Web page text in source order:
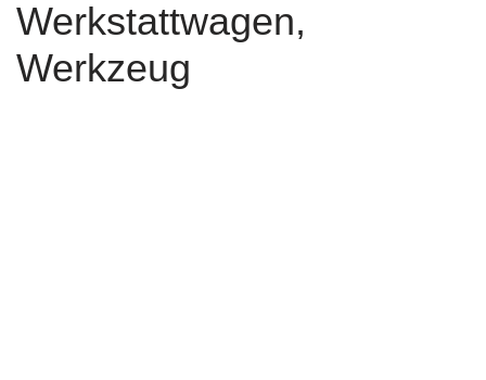
Werkstattwagen,
Werkzeug